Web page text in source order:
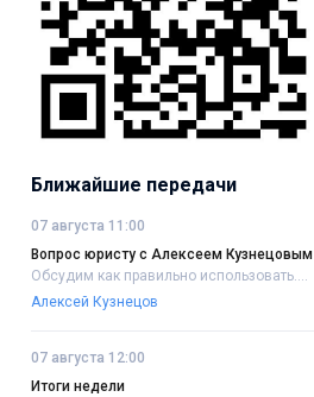
Ближайшие передачи
07 августа 11:00
Вопрос юристу с Алексеем Кузнецовым
Обсудим как правильно использовать....
Алексей Кузнецов
07 августа 12:00
Итоги недели